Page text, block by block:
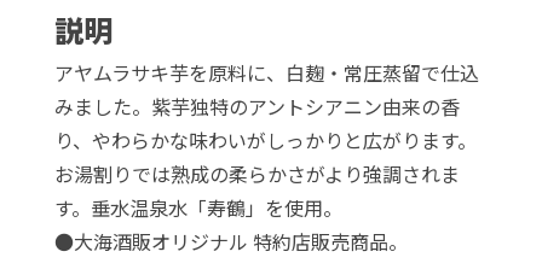
綾
紫
白
麹
25
度
1,800ml
個
説明
アヤムラサキ芋を原料に、白麹・常圧蒸留で仕込
みました。紫芋独特のアントシアニン由来の香
り、やわらかな味わいがしっかりと広がります。
お湯割りでは熟成の柔らかさがより強調されま
す。垂水温泉水「寿鶴」を使用。
●大海酒販オリジナル 特約店販売商品。